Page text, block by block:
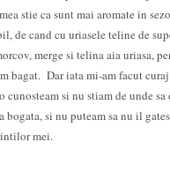
stie ca sunt mai aromate in
de cand cu uriasele teline de
merge si telina aia uriasa,
bagat. Dar iata mi-am facut
cunosteam si nu stiam de unde
si nu puteam sa nu il
mei.